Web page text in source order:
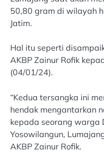
50,80 gram di wilayah
Jatim.
Hal itu seperti
AKBP Zainur Rofik
(04/01/24).
“Kedua tersangka ini
hendak mengantarkan
kepada seorang warga
Yosowilangun,
AKBP Zainur Rofik.